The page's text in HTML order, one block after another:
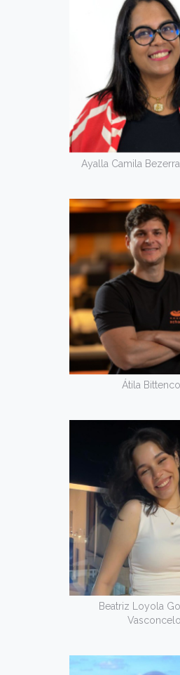
Ayalla Camila
Átila
Beatriz Loyola